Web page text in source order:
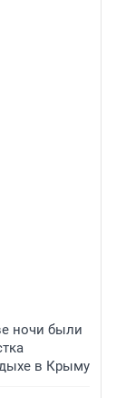
ночи были
в Крыму